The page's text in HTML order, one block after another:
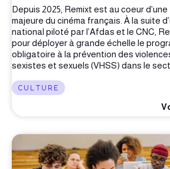
Depuis 2025, Remixt est au coeur
majeure du cinéma français. À la suite
national piloté par l’Afdas et le CNC,
pour déployer à grande échelle le
obligatoire à la prévention des
sexistes et sexuels (VHSS) dans le
CULTURE